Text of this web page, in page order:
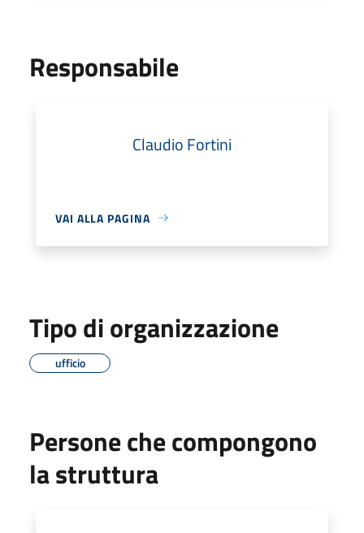
Responsabile
Claudio Fortini
VAI ALLA PAGINA
Tipo di organizzazione
ufficio
Persone che compongono
la struttura